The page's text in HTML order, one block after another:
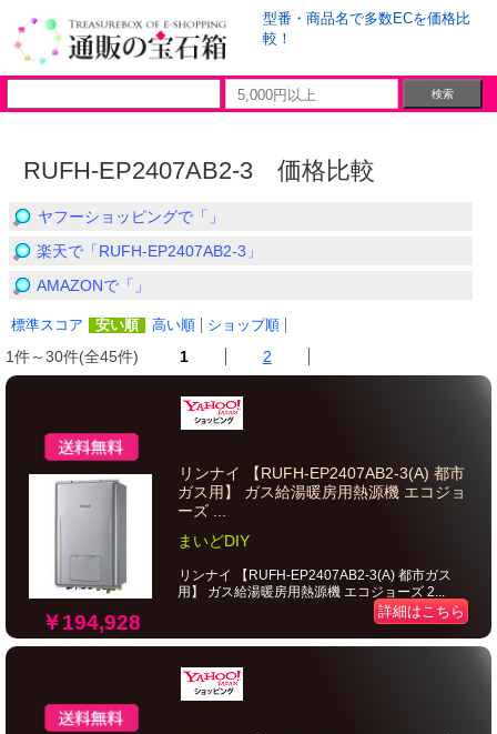
型番・商品名で多数ECを価格比
較！
RUFH-EP2407AB2-3 価格比較
ヤフーショッピングで「」
楽天で「RUFH-EP2407AB2-3」
AMAZONで「」
標準スコア 安い順 高い順 ショップ順
1件～30件(全45件) 1 2
￥194,928
リンナイ 【RUFH-EP2407AB2-3(A) 都市
ガス用】 ガス給湯暖房用熱源機 エコジョ
ーズ ...
まいどDIY
リンナイ 【RUFH-EP2407AB2-3(A) 都市ガス
用】 ガス給湯暖房用熱源機 エコジョーズ 2...
詳細はこちら